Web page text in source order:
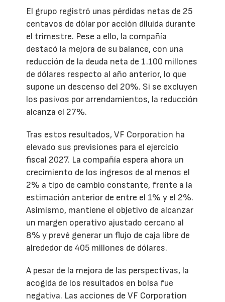
El grupo registró unas pérdidas netas de 25
centavos de dólar por acción diluida durante
el trimestre. Pese a ello, la compañía
destacó la mejora de su balance, con una
reducción de la deuda neta de 1.100 millones
de dólares respecto al año anterior, lo que
supone un descenso del 20%. Si se excluyen
los pasivos por arrendamientos, la reducción
alcanza el 27%.
Tras estos resultados, VF Corporation ha
elevado sus previsiones para el ejercicio
fiscal 2027. La compañía espera ahora un
crecimiento de los ingresos de al menos el
2% a tipo de cambio constante, frente a la
estimación anterior de entre el 1% y el 2%.
Asimismo, mantiene el objetivo de alcanzar
un margen operativo ajustado cercano al
8% y prevé generar un flujo de caja libre de
alrededor de 405 millones de dólares.
A pesar de la mejora de las perspectivas, la
acogida de los resultados en bolsa fue
negativa. Las acciones de VF Corporation